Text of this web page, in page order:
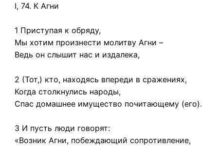
I, 74. К Агни
1 Приступая к обряду,
Мы хотим произнести молитву Агни –
Ведь он слышит нас и издалека,
2 (Тот,) кто, находясь впереди в сражениях,
Когда столкнулись народы,
Спас домашнее имущество почитающему (его).
3 И пусть люди говорят:
«Возник Агни, побеждающий сопротивление,